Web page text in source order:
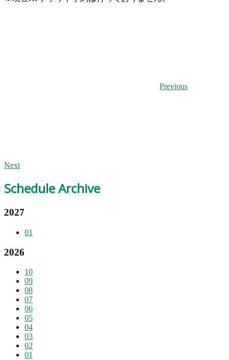
Previous
Next
Schedule Archive
2027
01
2026
10
09
08
07
06
05
04
03
02
01